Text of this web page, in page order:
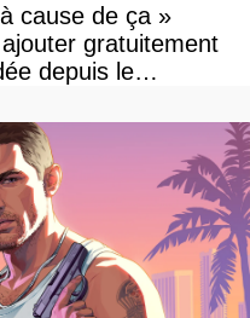
cause de ça »
gratuitement
depuis le